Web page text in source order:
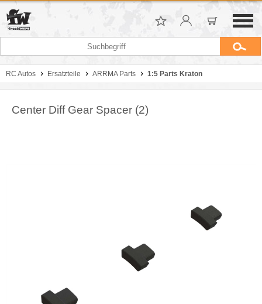
RC Autos Ersatzteile ARRMA Parts 1:5 Parts Kraton
Center Diff Gear Spacer (2)